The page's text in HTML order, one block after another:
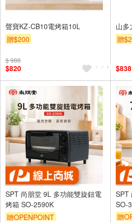
聲寶KZ-CB10電烤箱10L
贈$200
$ 988
$820
山多
贈
$838
SPT 尚朋堂 9L 多功能雙旋鈕電
烤箱 SO-2590K
贈OPENPOINT
SPT
SO-
贈